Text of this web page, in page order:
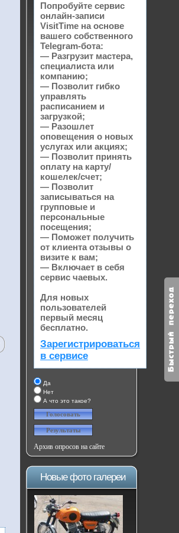
Попробуйте сервис
онлайн-записи
VisitTime на основе
вашего собственного
Telegram-бота:
— Разгрузит мастера,
специалиста или
компанию;
— Позволит гибко
управлять
расписанием и
загрузкой;
— Разошлет
оповещения о новых
услугах или акциях;
— Позволит принять
оплату на карту/
кошелек/счет;
— Позволит
записываться на
групповые и
персональные
посещения;
— Поможет получить
от клиента отзывы о
визите к вам;
— Включает в себя
сервис чаевых.
Для новых
пользователей
первый месяц
бесплатно.
Зарегистрироваться
в сервисе
Да
Нет
А что это такое?
Архив опросов на сайте
Новые фото галереи